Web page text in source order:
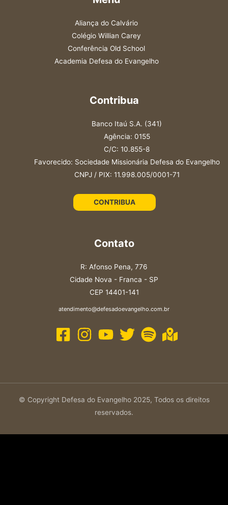
Aliança do Calvário
Colégio Willian Carey
Conferência Old School
Academia Defesa do Evangelho
Contribua
Banco Itaú S.A. (341)
Agência: 0155
C/C: 10.855-8
Favorecido: Sociedade Missionária Defesa do Evangelho
CNPJ / PIX: 11.998.005/0001-71
CONTRIBUA
Contato
R: Afonso Pena, 776
Cidade Nova - Franca - SP
CEP 14401-141
atendimento@defesadoevangelho.com.br
© Copyright Defesa do Evangelho 2025, Todos os direitos
reservados.